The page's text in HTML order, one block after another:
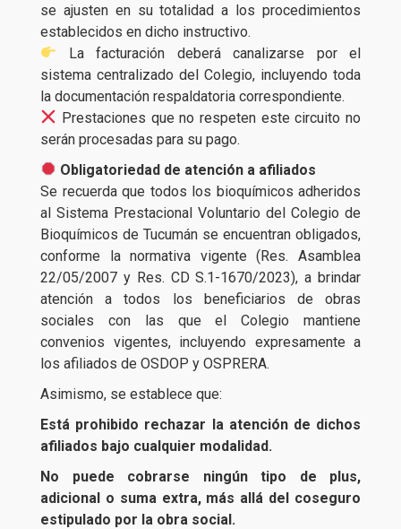
se ajusten en su totalidad a los procedimientos
establecidos en dicho instructivo.
La facturación deberá canalizarse por el
sistema centralizado del Colegio, incluyendo toda
la documentación respaldatoria correspondiente.
Prestaciones que no respeten este circuito no
serán procesadas para su pago.
Obligatoriedad de atención a afiliados
Se recuerda que todos los bioquímicos adheridos
al Sistema Prestacional Voluntario del Colegio de
Bioquímicos de Tucumán se encuentran obligados,
conforme la normativa vigente (Res. Asamblea
22/05/2007 y Res. CD S.1-1670/2023), a brindar
atención a todos los beneficiarios de obras
sociales con las que el Colegio mantiene
convenios vigentes, incluyendo expresamente a
los afiliados de OSDOP y OSPRERA.
Asimismo, se establece que:
Está prohibido rechazar la atención de dichos
afiliados bajo cualquier modalidad.
No puede cobrarse ningún tipo de plus,
adicional o suma extra, más allá del coseguro
estipulado por la obra social.